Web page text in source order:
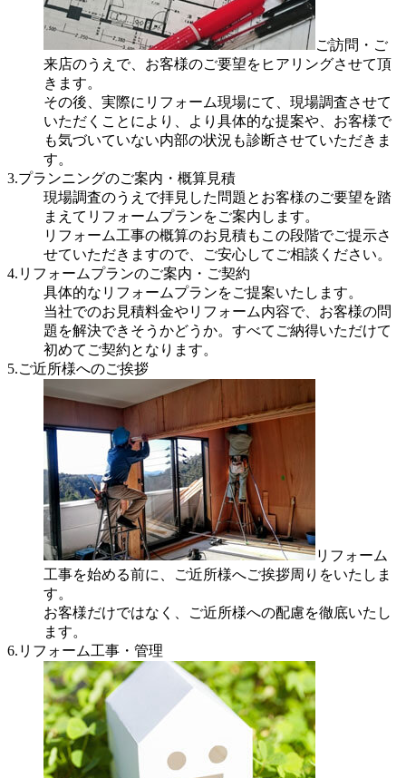
ご訪問・ご
来店のうえで、お客様のご要望をヒアリングさせて頂
きます。
その後、実際にリフォーム現場にて、現場調査させて
いただくことにより、より具体的な提案や、お客様で
も気づいていない内部の状況も診断させていただきま
す。
3.プランニングのご案内・概算見積
現場調査のうえで拝見した問題とお客様のご要望を踏
まえてリフォームプランをご案内します。
リフォーム工事の概算のお見積もこの段階でご提示さ
せていただきますので、ご安心してご相談ください。
4.リフォームプランのご案内・ご契約
具体的なリフォームプランをご提案いたします。
当社でのお見積料金やリフォーム内容で、お客様の問
題を解決できそうかどうか。すべてご納得いただけて
初めてご契約となります。
5.ご近所様へのご挨拶
リフォーム
工事を始める前に、ご近所様へご挨拶周りをいたしま
す。
お客様だけではなく、ご近所様への配慮を徹底いたし
ます。
6.リフォーム工事・管理